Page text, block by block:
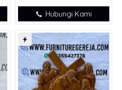
Hubungi Kami